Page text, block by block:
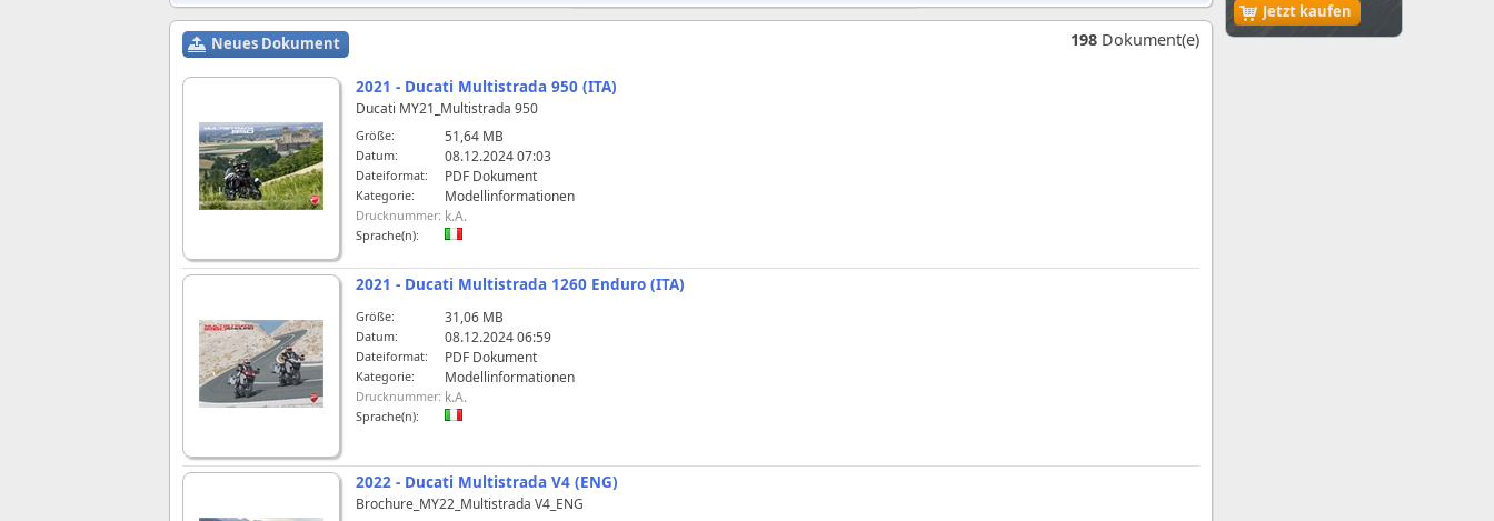
Jetzt kaufen
198 Dokument(e)
Neues Dokument
2021 - Ducati Multistrada 950 (ITA)
Ducati MY21_Multistrada 950
Größe: 51,64 MB
Datum: 08.12.2024 07:03
Dateiformat: PDF Dokument
Kategorie: Modellinformationen
Drucknummer: k.A.
Sprache(n):
2021 - Ducati Multistrada 1260 Enduro (ITA)
Größe: 31,06 MB
Datum: 08.12.2024 06:59
Dateiformat: PDF Dokument
Kategorie: Modellinformationen
Drucknummer: k.A.
Sprache(n):
2022 - Ducati Multistrada V4 (ENG)
Brochure_MY22_Multistrada V4_ENG